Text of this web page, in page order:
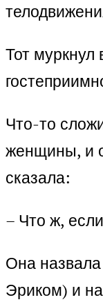
Тот муркнул
Что-то
женщины, и
сказала:
– Что ж,
Она
Эриком) и